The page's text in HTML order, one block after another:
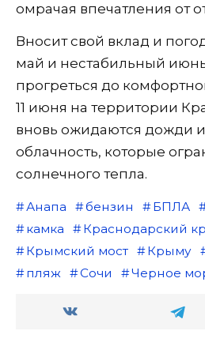
омрачая впечатления от
Вносит свой вклад и
май и нестабильный
прогреться до
11 июня на территории
вновь ожидаются дожди
облачность, которые
солнечного тепла.
Анапа бензин БПЛА
камка
Краснодарский
Крымский мост
Крыму
пляж
Сочи Черное